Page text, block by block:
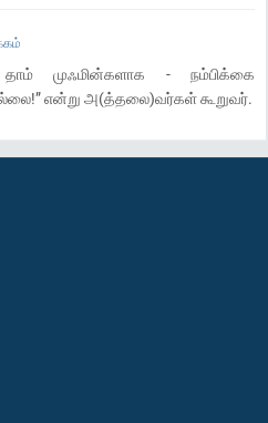
முஃமின்களாக - நம்பிக்கை
என்று அ(த்தலை)வர்கள் கூறுவர்.